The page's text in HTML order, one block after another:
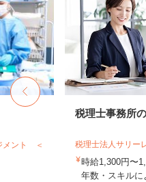
メント ＜
税理士事務所
税理士法人サリー
時給1,300円
年数・スキルに